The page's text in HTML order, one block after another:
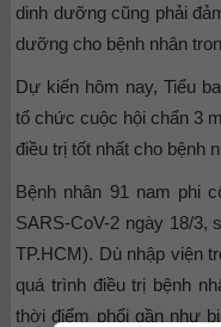
dinh dưỡng cũng phải
dưỡng cho bệnh nhân
Dự kiến hôm nay, Tiểu
tổ chức cuộc hội chẩn 3
điều trị tốt nhất cho bệnh
Bệnh nhân 91 nam phi
SARS-CoV-2 ngày 18/3,
TP.HCM). Dù nhập viện
quá trình điều trị bệnh
thời điểm phổi gần như